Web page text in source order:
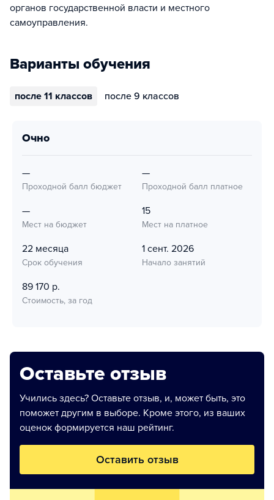
органов государственной власти и местного
самоуправления.
Варианты обучения
после 11 классов после 9 классов
очно
—
Проходной балл бюджет
—
Проходной балл платное
—
Мест на бюджет
15
Мест на платное
22 месяца
Срок обучения
1 сент. 2026
Начало занятий
89 170 р.
Стоимость, за год
Оставьте отзыв
Учились здесь? Оставьте отзыв, и, может быть, это
поможет другим в выборе. Кроме этого, из ваших
оценок формируется наш рейтинг.
Оставить отзыв